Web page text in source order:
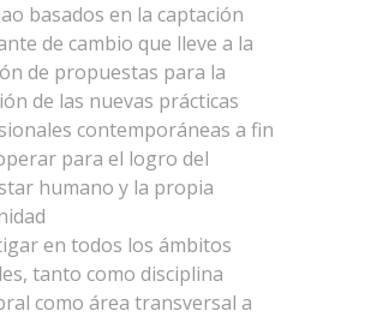
basados en la captación
de cambio que lleve a la
de propuestas para la
de las nuevas prácticas
contemporáneas a fin
para el logro del
humano y la propia
en todos los ámbitos
tanto como disciplina
como área transversal a